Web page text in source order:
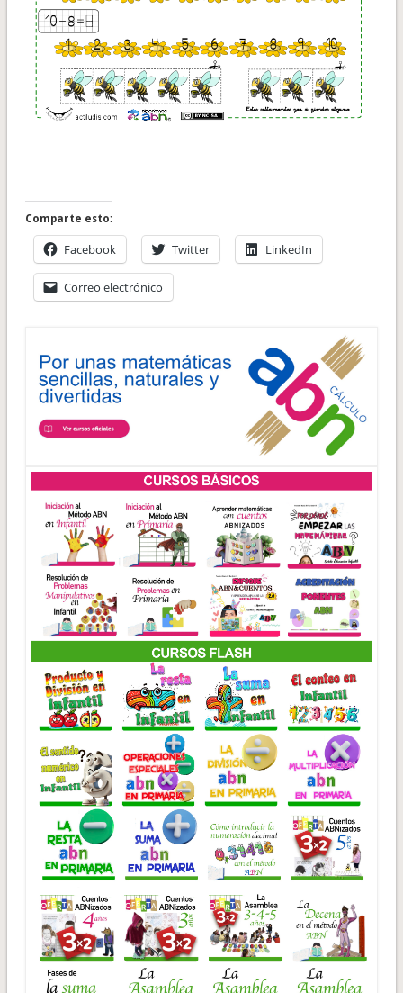
Comparte esto:
Facebook Twitter LinkedIn
Correo electrónico